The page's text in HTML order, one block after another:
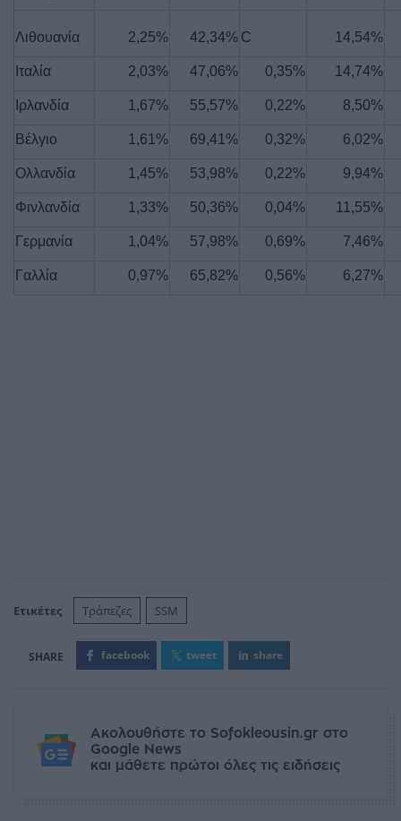
Λιθουανία 2,25% 42,34% C 14,54%
Ιταλία 2,03% 47,06% 0,35% 14,74%
Ιρλανδία 1,67% 55,57% 0,22% 8,50%
Βέλγιο 1,61% 69,41% 0,32% 6,02%
Ολλανδία 1,45% 53,98% 0,22% 9,94%
Φινλανδία 1,33% 50,36% 0,04% 11,55%
Γερμανία 1,04% 57,98% 0,69% 7,46%
Γαλλία 0,97% 65,82% 0,56% 6,27%
Ετικέτες Τράπεζες SSM
facebook tweet share
Ακολουθήστε το Sofokleousin.gr στο
Google News
και μάθετε πρώτοι όλες τις ειδήσεις